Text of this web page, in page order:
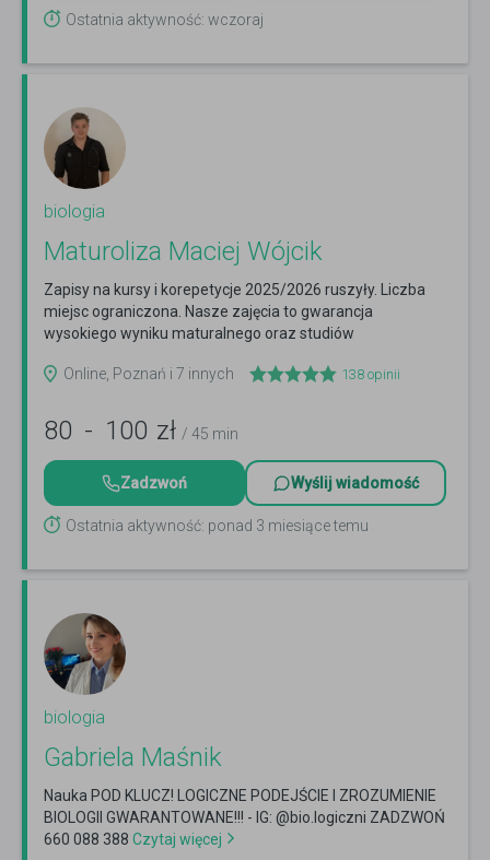
Ostatnia aktywność: wczoraj
biologia
Maturoliza Maciej Wójcik
Zapisy na kursy i korepetycje 2025/2026 ruszyły. Liczba
miejsc ograniczona. Nasze zajęcia to gwarancja
wysokiego wyniku maturalnego oraz studiów
Online, Poznań i 7 innych
138 opinii
80 - 100 zł / 45 min
Zadzwoń Wyślij wiadomość
Ostatnia aktywność: ponad 3 miesiące temu
biologia
Gabriela Maśnik
Nauka POD KLUCZ! LOGICZNE PODEJŚCIE I ZROZUMIENIE
BIOLOGII GWARANTOWANE!!! - IG: @bio.logiczni ZADZWOŃ
660 088 388 Czytaj więcej